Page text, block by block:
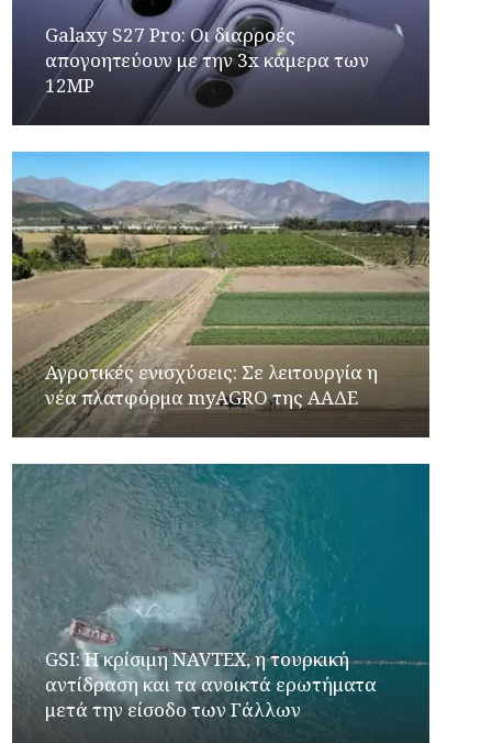
Galaxy S27 Pro: Οι διαρροές
απογοητεύουν με την 3x κάμερα των
12MP
Αγροτικές ενισχύσεις: Σε λειτουργία η
νέα πλατφόρμα myAGRO της ΑΑΔΕ
GSI: Η κρίσιμη NAVTEX, η τουρκική
αντίδραση και τα ανοικτά ερωτήματα
μετά την είσοδο των Γάλλων